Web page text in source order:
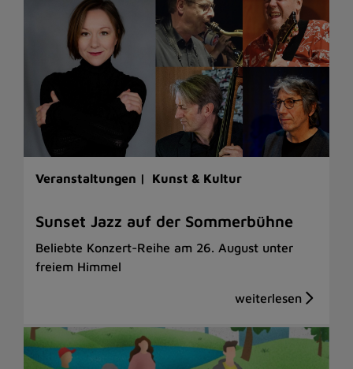
Veranstaltungen | Kunst & Kultur
Sunset Jazz auf der Sommerbühne
Beliebte Konzert-Reihe am 26. August unter
freiem Himmel